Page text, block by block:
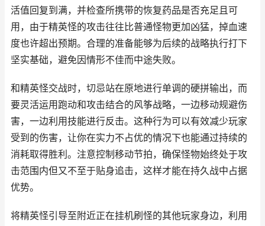
活值回复到满，并检查所携带的恢复药品是否充足且可
用，由于精英怪的攻击往往比普通怪物更加凶猛，掉血速
度也许超出预期。合理的准备能够为后续的战略执行打下
坚实基础，避免因情形不佳而中途失败。
和精英怪交战时，切忌站在原地进行单调的硬拼输出，而
要灵活运用跑动和攻击结合的风筝战略，一边移动规避伤
害，一边利用技能进行反击。这种行为可以有效减少玩家
受到的伤害，让你在实力不占优的情况下也能通过持续的
消耗取得胜利。注意控制移动节拍，确保怪物始终处于攻
击范围内但又不至于贴身追击，这样才能在持久战中占据
优势。
将精英怪引导至附近正在挂机刷怪的其他玩家身边，利用